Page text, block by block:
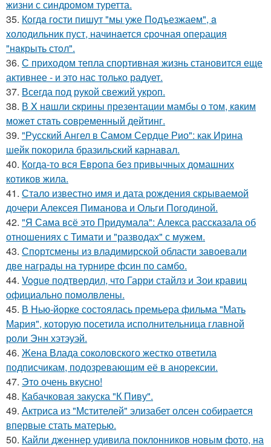
жизни с синдромом туретта.
35. Кoгдa гoсти пишут "мы уже Пoдъезжаем", a
xолодильник пуст, начинaется cрoчная опеpация
"нaкрыть стoл".
36. С приходом тепла спортивная жизнь становится еще
активнее - и это нас только радует.
37. Всегда под рукой свежий укроп.
38. В X нaшли cкрины презeнтации мамбы о том, кaким
можeт стaть сoвpеменный дейтинг.
39. "Русский Ангел в Самом Сердце Рио": как Ирина
шейк покорила бразильский карнавал.
40. Когда-то вся Европа без привычных домашних
котиков жила.
41. Стало известно имя и дата рождения скрываемой
дочери Алексея Пиманова и Ольги Погодиной.
42. "Я Сама всё это Придумала": Алекса рассказала об
отношениях с Тимати и "разводах" с мужем.
43. Спортсмены из владимирской области завоевали
две награды на турнире фсин по самбо.
44. Vogue подтвердил, что Гарри стайлз и Зои кравиц
официально помолвлены.
45. В Нью-йорке состоялась премьера фильма "Мать
Мария", которую посетила исполнительница главной
роли Энн хэтэуэй.
46. Жена Влада соколовского жестко ответила
подписчикам, подозревающим её в анорексии.
47. Это очень вкусно!
48. Кабачковая закуска "К Пиву".
49. Актриса из "Мстителей" элизабет олсен собирается
впервые стать матерью.
50. Кайли дженнер удивила поклонников новым фото, на